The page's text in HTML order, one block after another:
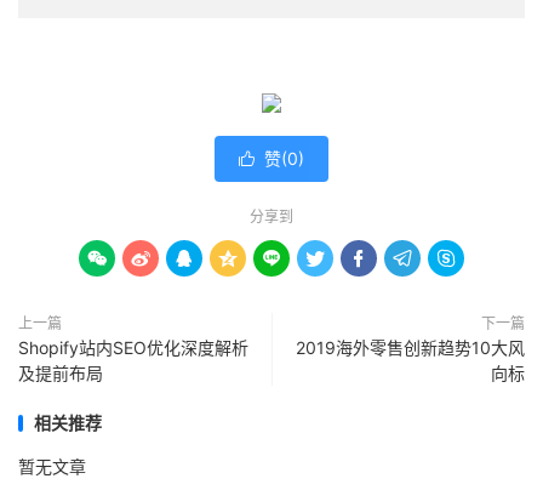
 赞(0)
分享到
        
上一篇
Shopify站内SEO优化深度解析
及提前布局
下一篇
2019海外零售创新趋势10大风
向标
相关推荐
暂无文章